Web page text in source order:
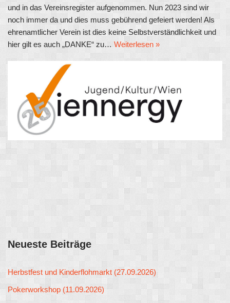
und in das Vereinsregister aufgenommen. Nun 2023 sind wir
noch immer da und dies muss gebührend gefeiert werden! Als
ehrenamtlicher Verein ist dies keine Selbstverständlichkeit und
hier gilt es auch „DANKE“ zu… Weiterlesen »
Neueste Beiträge
Herbstfest und Kinderflohmarkt (27.09.2026)
Pokerworkshop (11.09.2026)